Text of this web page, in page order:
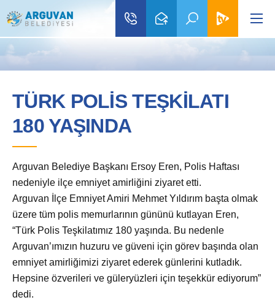
TÜRK POLİS TEŞKİLATI
180 YAŞINDA
Arguvan Belediye Başkanı Ersoy Eren, Polis Haftası
nedeniyle ilçe emniyet amirliğini ziyaret etti.
Arguvan İlçe Emniyet Amiri Mehmet Yıldırım başta olmak
üzere tüm polis memurlarının gününü kutlayan Eren,
“Türk Polis Teşkilatımız 180 yaşında. Bu nedenle
Arguvan’ımızın huzuru ve güveni için görev başında olan
emniyet amirliğimizi ziyaret ederek günlerini kutladık.
Hepsine özverileri ve güleryüzleri için teşekkür ediyorum”
dedi.